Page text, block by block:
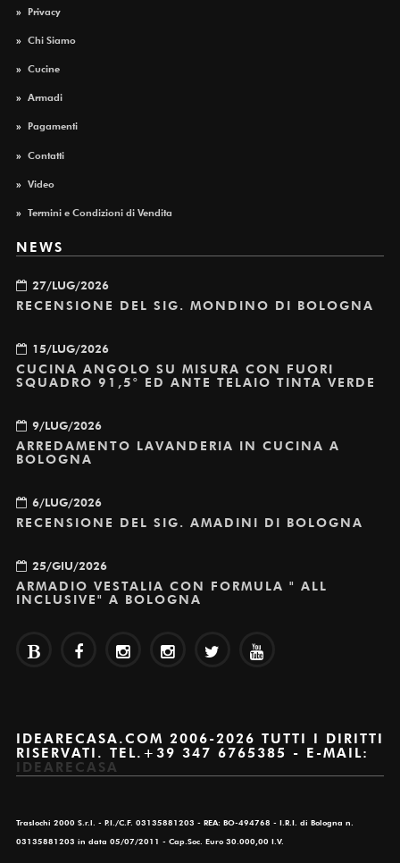
Privacy
Chi Siamo
Cucine
Armadi
» Pagamenti
Contatti
Video
Termini e Condizioni di Vendita
NEWS
27/LUG/2026
RECENSIONE DEL SIG. MONDINO DI BOLOGNA
15/LUG/2026
CUCINA ANGOLO SU MISURA CON FUORI
SQUADRO 91,5° ED ANTE TELAIO TINTA VERDE
9/LUG/2026
ARREDAMENTO LAVANDERIA IN CUCINA A
BOLOGNA
6/LUG/2026
RECENSIONE DEL SIG. AMADINI DI BOLOGNA
25/GIU/2026
ARMADIO VESTALIA CON FORMULA " ALL
INCLUSIVE" A BOLOGNA
IDEARECASA.COM 2006-2026 TUTTI I DIRITTI
RISERVATI. TEL.+39 347 6765385 - E-MAIL:
IDEARECASA
Traslochi 2000 S.r.l. - P.I./C.F. 03135881203 - REA: BO-494768 - I.R.I. di Bologna n.
03135881203 in data 05/07/2011 - Cap.Soc. Euro 30.000,00 I.V.